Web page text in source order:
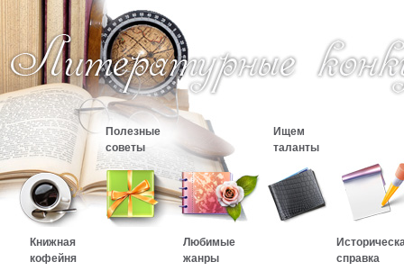
Книжная
кофейня
Полезные
советы
Любимые
жанры
Ищем
таланты
справка